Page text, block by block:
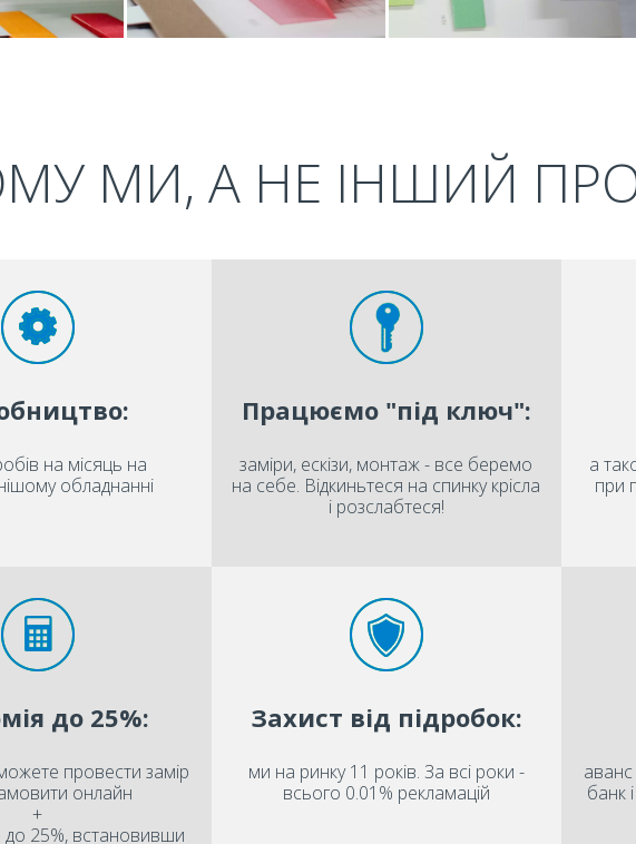
МИ, А НЕ ІНШИЙ
на місяць на
обладнанні
Працюємо "під ключ":
заміри, ескізи, монтаж - все беремо
на себе. Відкиньтеся на спинку крісла
і розслабтеся!
а
при
до 25%:
провести замір
онлайн
+
25%, встановивши
Захист від підробок:
ми на ринку 11 років. За всі роки -
всього 0.01% рекламацій
аванс
банк